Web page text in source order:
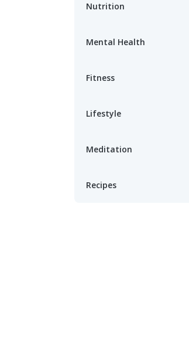
Nutrition
Mental Health
Fitness
Lifestyle
Meditation
Recipes